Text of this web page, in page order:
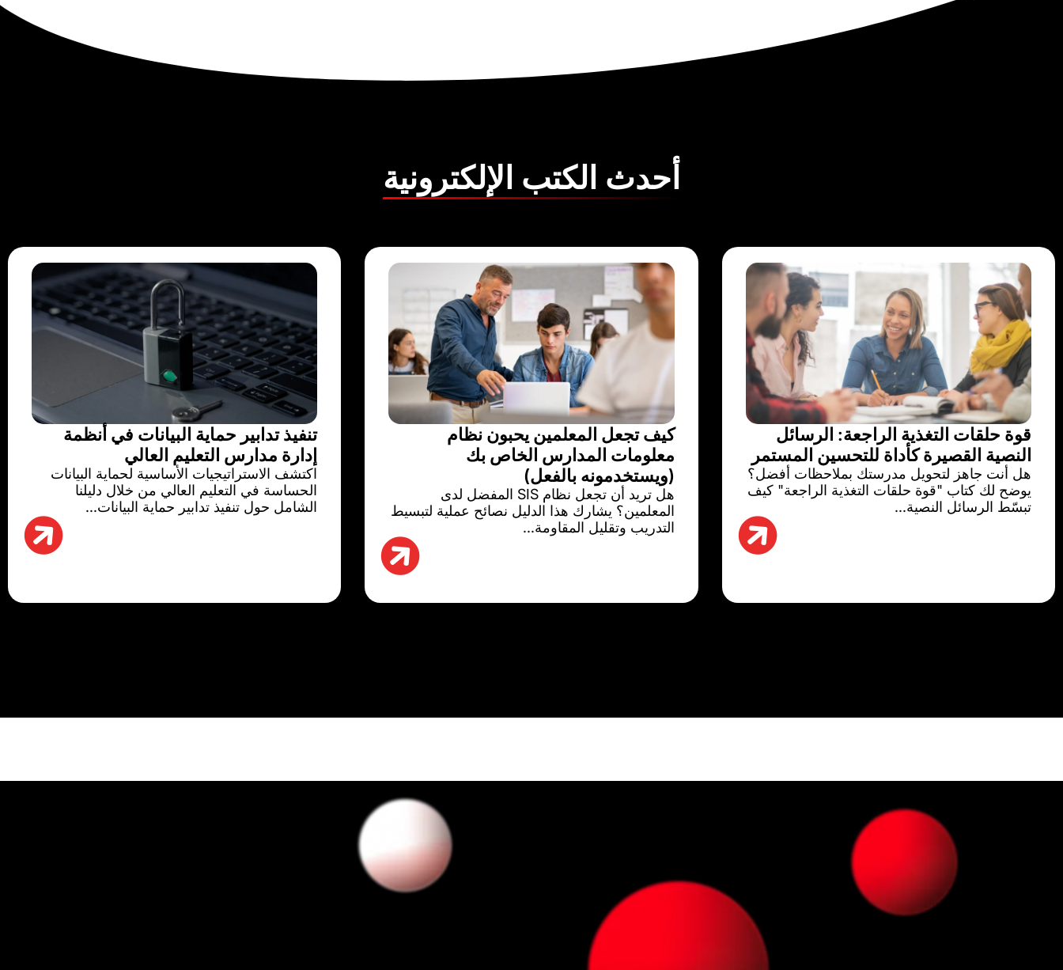
أحدث الكتب الإلكترونية
قوة حلقات التغذية الراجعة: الرسائل
النصية القصيرة كأداة للتحسين المستمر
هل أنت جاهز لتحويل مدرستك بملاحظات أفضل؟
يوضح لك كتاب "قوة حلقات التغذية الراجعة" كيف
تبسّط الرسائل النصية...
كيف تجعل المعلمين يحبون نظام
معلومات المدارس الخاص بك
(ويستخدمونه بالفعل)
هل تريد أن تجعل نظام SIS المفضل لدى
المعلمين؟ يشارك هذا الدليل نصائح عملية لتبسيط
التدريب وتقليل المقاومة...
تنفيذ تدابير حماية البيانات في أنظمة
إدارة مدارس التعليم العالي
اكتشف الاستراتيجيات الأساسية لحماية البيانات
الحساسة في التعليم العالي من خلال دليلنا
الشامل حول تنفيذ تدابير حماية البيانات...